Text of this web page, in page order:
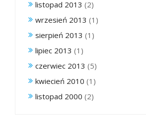
listopad 2013 (2)
wrzesień 2013 (1)
sierpień 2013 (1)
lipiec 2013 (1)
czerwiec 2013 (5)
kwiecień 2010 (1)
listopad 2000 (2)